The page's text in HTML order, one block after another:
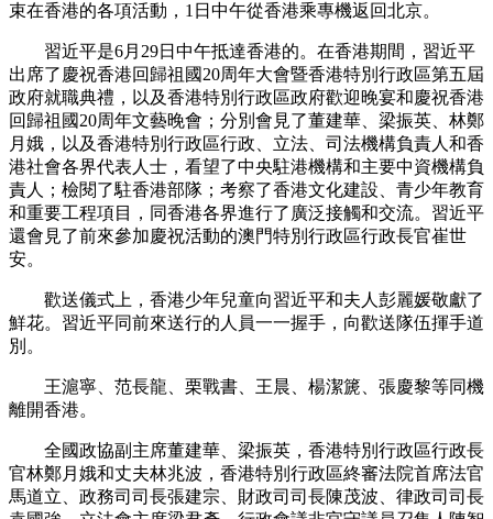
束在香港的各項活動，1日中午從香港乘專機返回北京。
習近平是6月29日中午抵達香港的。在香港期間，習近平
出席了慶祝香港回歸祖國20周年大會暨香港特別行政區第五屆
政府就職典禮，以及香港特別行政區政府歡迎晚宴和慶祝香港
回歸祖國20周年文藝晚會；分別會見了董建華、梁振英、林鄭
月娥，以及香港特別行政區行政、立法、司法機構負責人和香
港社會各界代表人士，看望了中央駐港機構和主要中資機構負
責人；檢閱了駐香港部隊；考察了香港文化建設、青少年教育
和重要工程項目，同香港各界進行了廣泛接觸和交流。習近平
還會見了前來參加慶祝活動的澳門特別行政區行政長官崔世
安。
歡送儀式上，香港少年兒童向習近平和夫人彭麗媛敬獻了
鮮花。習近平同前來送行的人員一一握手，向歡送隊伍揮手道
別。
王滬寧、范長龍、栗戰書、王晨、楊潔篪、張慶黎等同機
離開香港。
全國政協副主席董建華、梁振英，香港特別行政區行政長
官林鄭月娥和丈夫林兆波，香港特別行政區終審法院首席法官
馬道立、政務司司長張建宗、財政司司長陳茂波、律政司司長